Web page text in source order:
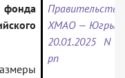
фонда
Правительства
ХМАО — Югры
20.01.2025 N
рп